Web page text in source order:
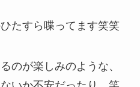
たすら喋ってます笑笑
のが楽しみのような、